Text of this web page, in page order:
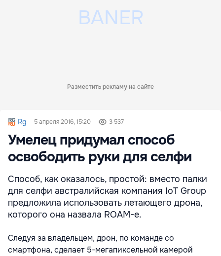
Разместить рекламу на сайте
Rg 5 апреля 2016, 15:20 3 537
Умелец придумал способ
освободить руки для селфи
Способ, как оказалось, простой: вместо палки
для селфи австралийская компания IoT Group
предложила использовать летающего дрона,
которого она назвала ROAM-e.
Следуя за владельцем, дрон, по команде со
смартфона, сделает 5-мегапиксельной камерой